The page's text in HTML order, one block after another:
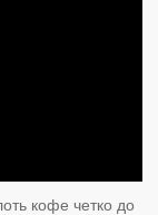
кофе четко до